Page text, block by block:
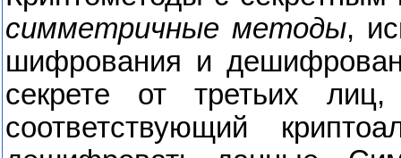
симметричные методы,
шифрования и
секрете от третьих
соответствующий